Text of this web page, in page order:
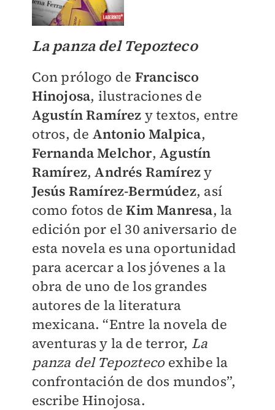
La panza del Tepozteco
Con prólogo de Francisco
Hinojosa, ilustraciones de
Agustín Ramírez y textos, entre
otros, de Antonio Malpica,
Fernanda Melchor,Agustín
Ramírez,Andrés Ramírezy
Jesús Ramírez-Bermúdez, así
como fotos deKim Manresa, la
edición por el 30 aniversario de
esta novela es una oportunidad
para acercar a los jóvenes a la
obra de uno de los grandes
autores de la literatura
mexicana. “Entre la novela de
aventuras y la de terror, La
panza del Tepoztecoexhibe la
confrontación de dos mundos”,
escribe Hinojosa.